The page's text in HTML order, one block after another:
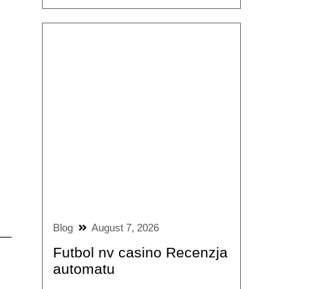
Blog August 7, 2026
Futbol nv casino Recenzja
automatu